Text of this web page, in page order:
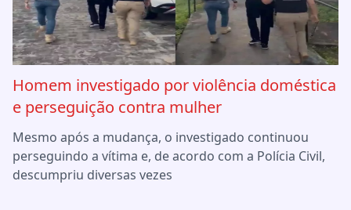
Homem investigado por violência doméstica
e perseguição contra mulher
Mesmo após a mudança, o investigado continuou
perseguindo a vítima e, de acordo com a Polícia Civil,
descumpriu diversas vezes